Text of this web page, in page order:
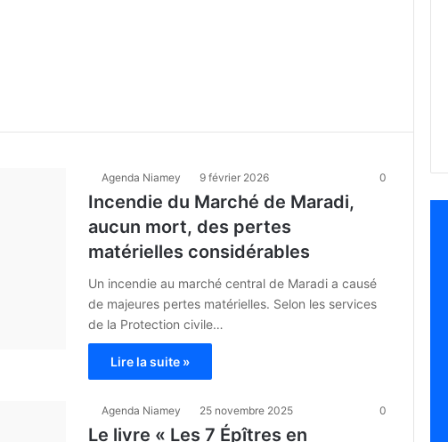
Agenda Niamey 9 février 2026 0
Incendie du Marché de Maradi,
aucun mort, des pertes
matérielles considérables
Un incendie au marché central de Maradi a causé
de majeures pertes matérielles. Selon les services
de la Protection civile…
Lire la suite »
Agenda Niamey 25 novembre 2025 0
Le livre « Les 7 Épîtres en